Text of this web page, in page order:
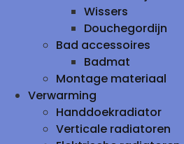
Wissers
Douchegordijn
Bad accessoires
Badmat
Montage materiaal
Verwarming
Handdoekradiator
Verticale radiatoren